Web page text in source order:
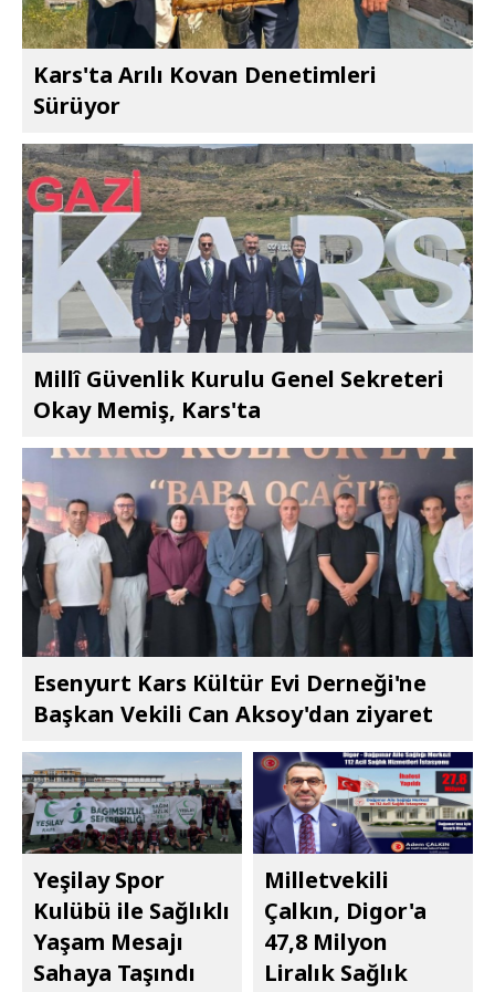
Kars'ta Arılı Kovan Denetimleri
Sürüyor
Millî Güvenlik Kurulu Genel Sekreteri
Okay Memiş, Kars'ta
Esenyurt Kars Kültür Evi Derneği'ne
Başkan Vekili Can Aksoy'dan ziyaret
Yeşilay Spor
Kulübü ile Sağlıklı
Yaşam Mesajı
Sahaya Taşındı
Milletvekili
Çalkın, Digor'a
47,8 Milyon
Liralık Sağlık